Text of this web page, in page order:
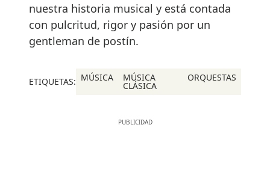
nuestra historia musical y está contada
con pulcritud, rigor y pasión por un
gentleman de postín.
ETIQUETAS: MÚSICA MÚSICA
CLÁSICA
ORQUESTAS